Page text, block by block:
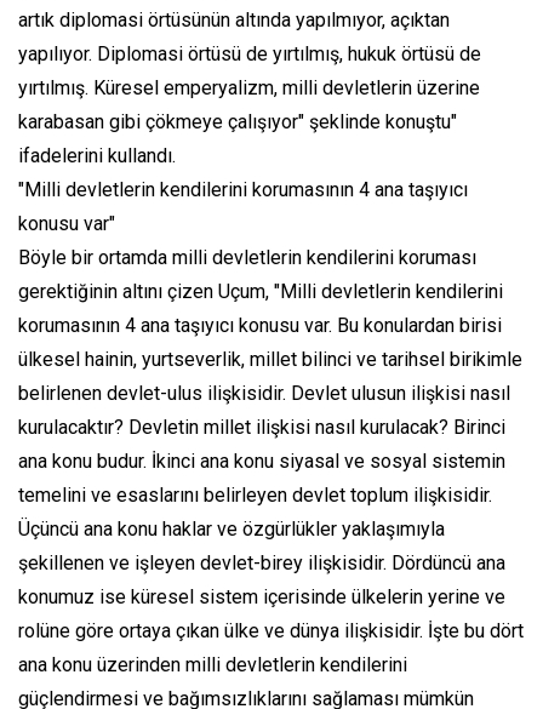
artık diplomasi örtüsünün altında yapılmıyor, açıktan
yapılıyor. Diplomasi örtüsü de yırtılmış, hukuk örtüsü de
yırtılmış. Küresel emperyalizm, milli devletlerin üzerine
karabasan gibi çökmeye çalışıyor" şeklinde konuştu"
ifadelerini kullandı.
"Milli devletlerin kendilerini korumasının 4 ana taşıyıcı
konusu var"
Böyle bir ortamda milli devletlerin kendilerini koruması
gerektiğinin altını çizen Uçum, "Milli devletlerin kendilerini
korumasının 4 ana taşıyıcı konusu var. Bu konulardan birisi
ülkesel hainin, yurtseverlik, millet bilinci ve tarihsel birikimle
belirlenen devlet-ulus ilişkisidir. Devlet ulusun ilişkisi nasıl
kurulacaktır? Devletin millet ilişkisi nasıl kurulacak? Birinci
ana konu budur. İkinci ana konu siyasal ve sosyal sistemin
temelini ve esaslarını belirleyen devlet toplum ilişkisidir.
Üçüncü ana konu haklar ve özgürlükler yaklaşımıyla
şekillenen ve işleyen devlet-birey ilişkisidir. Dördüncü ana
konumuz ise küresel sistem içerisinde ülkelerin yerine ve
rolüne göre ortaya çıkan ülke ve dünya ilişkisidir. İşte bu dört
ana konu üzerinden milli devletlerin kendilerini
güçlendirmesi ve bağımsızlıklarını sağlaması mümkün